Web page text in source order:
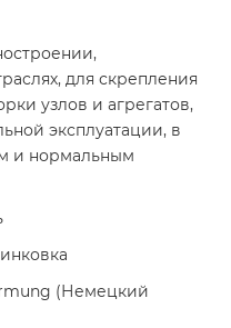
для скрепления
узлов и агрегатов,
эксплуатации, в
и нормальным
(Немецкий